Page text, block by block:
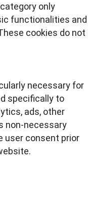
only
functionalities and
cookies do not
necessary for
specifically to
ads, other
non-necessary
user consent prior